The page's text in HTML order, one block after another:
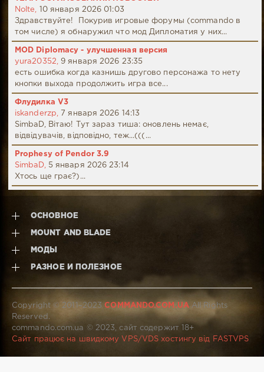
Nolte,
10 января 2026 01:03
Здравствуйте! Покурив игровые форумы (commando в
том числе) я обнаружил что мод Дипломатия у них...
MOD Diplomacy - улучшенная версия
yura20352,
9 января 2026 23:35
есть ошибка когда казнишь другово персонажа то нету
кнопки выхода продолжить игра все...
Флудилка V3
iskanderzp,
7 января 2026 14:13
SimbaD, Вітаю! Тут зараз тиша: оновлень немає,
відвідувачів, відповідно, теж...(((...
Prophesy of Pendor 3.9
SimbaD,
5 января 2026 23:14
Хтось ще грає?)...
ОСНОВНОЕ
MOUNT AND BLADE
МОДЫ
РАЗНОЕ И ПОЛЕЗНОЕ
Copyright © 2011–2023COMMANDO.COM.UAAll Rights
Reserved.
commando.com.ua © 2023, сайт содержит 18+
Сайт працює на швидкому VPS/VDS хостингу від FASTVPS